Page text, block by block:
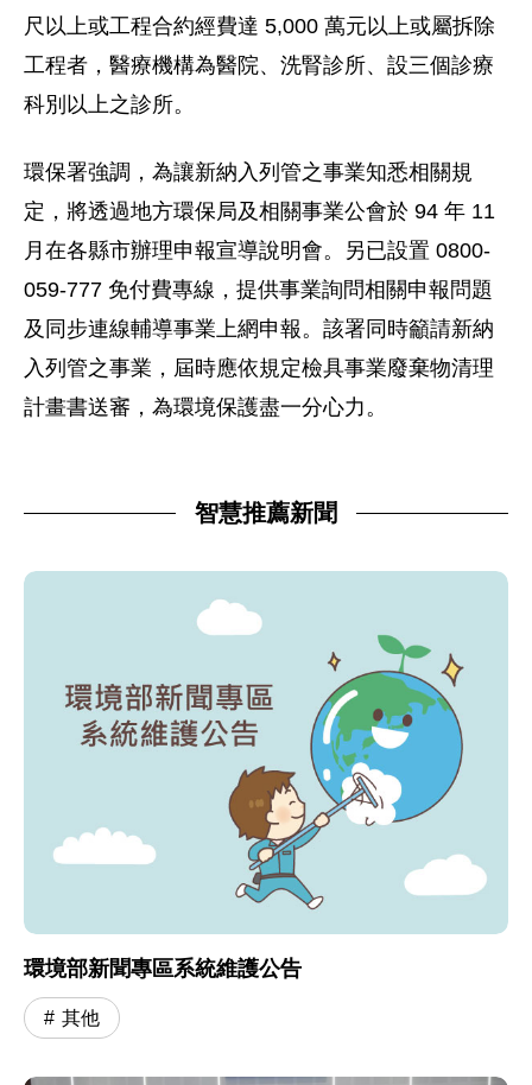
尺以上或工程合約經費達 5,000 萬元以上或屬拆除
工程者，醫療機構為醫院、洗腎診所、設三個診療
科別以上之診所。
環保署強調，為讓新納入列管之事業知悉相關規
定，將透過地方環保局及相關事業公會於 94 年 11
月在各縣市辦理申報宣導說明會。另已設置 0800-
059-777 免付費專線，提供事業詢問相關申報問題
及同步連線輔導事業上網申報。該署同時籲請新納
入列管之事業，屆時應依規定檢具事業廢棄物清理
計畫書送審，為環境保護盡一分心力。
智慧推薦新聞
環境部新聞專區系統維護公告
其他